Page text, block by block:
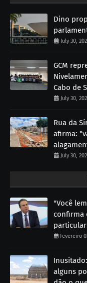
Dino
July 30,
GCM
Cabo de
July 30,
Rua da
afirma:
July 30,
"Você
confirma
fevereiro
alguns